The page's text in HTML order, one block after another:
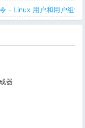
- Linux 用户和用户组管
器